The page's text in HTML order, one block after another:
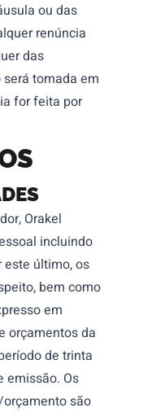
ou das
renúncia
das
tomada em
for feita por
Orakel
incluindo
último, os
bem como
em
orçamentos da
de trinta
emissão. Os
são